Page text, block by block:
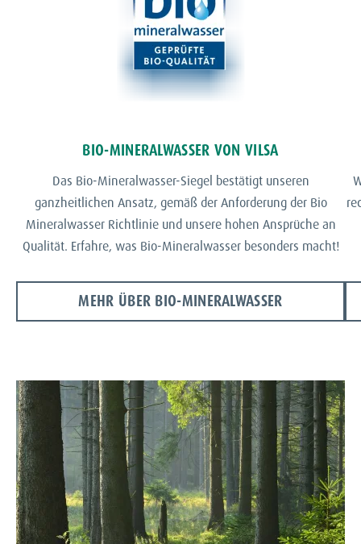
BIO-MINERALWASSER VON VILSA
Das Bio-Mineralwasser-Siegel bestätigt unseren
ganzheitlichen Ansatz, gemäß der Anforderung der Bio
Mineralwasser Richtlinie und unsere hohen Ansprüche an
Qualität. Erfahre, was Bio-Mineralwasser besonders macht!
MEHR ÜBER BIO-MINERALWASSER